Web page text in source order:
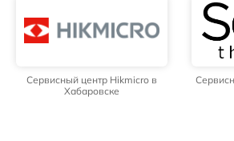
Сервисный центр Hikmicro в
Хабаровске